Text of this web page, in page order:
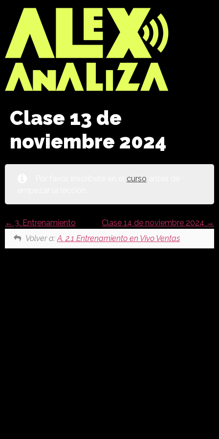
Clase 13 de
noviembre 2024
curso
3. Entrenamiento
Clase 14 de noviembre 2024
Volver a:A. 2.1 Entrenamiento en Vivo Ventas